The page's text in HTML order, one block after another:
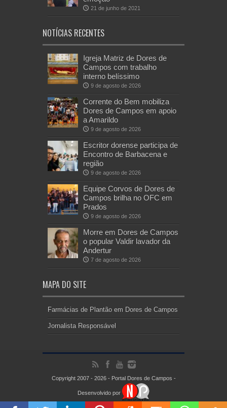
21 de junho de 2021
NOTÍCIAS RECENTES
Igreja Matriz de Dores de
Campos com trabalho
interno belíssimo
9 de agosto de 2026
Corrente do Bem mobiliza
Dores de Campos em apoio
a Amarildo
9 de agosto de 2026
Escritor dorense participa de
Encontro de Barbacena e
região
9 de agosto de 2026
Equipe Corvos de Dores de
Campos brilha no OFC em
Prados
9 de agosto de 2026
Morre em Dores de Campos
o popular Valdir lavador da
Andertur
7 de agosto de 2026
MAPA DO SITE
Farmácias de Plantão em Dores de Campos
Jornalista Responsável
Copyright 2007 - 2026 - Portal Dores de Campos -
Desenvolvido por